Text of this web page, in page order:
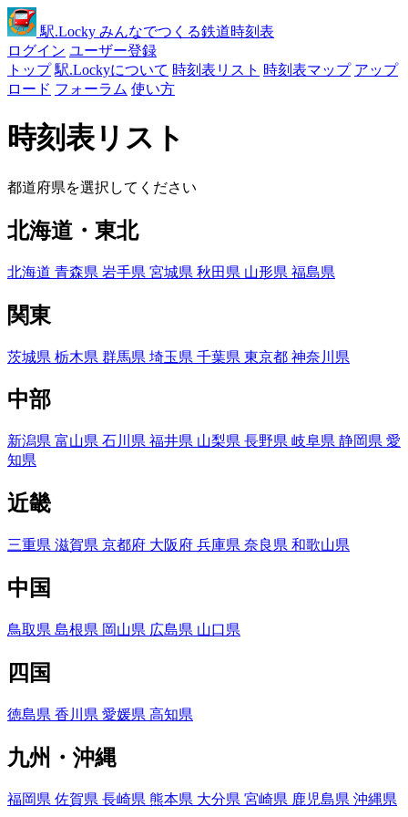
駅.Locky みんなでつくる鉄道時刻表
ログイン ユーザー登録
トップ 駅.Lockyについて 時刻表リスト 時刻表マップ アップ
ロード フォーラム 使い方
時刻表リスト
都道府県を選択してください
北海道・東北
北海道 青森県 岩手県 宮城県 秋田県 山形県 福島県
関東
茨城県 栃木県 群馬県 埼玉県 千葉県 東京都 神奈川県
中部
新潟県 富山県 石川県 福井県 山梨県 長野県 岐阜県 静岡県 愛
知県
近畿
三重県 滋賀県 京都府 大阪府 兵庫県 奈良県 和歌山県
中国
鳥取県 島根県 岡山県 広島県 山口県
四国
徳島県 香川県 愛媛県 高知県
九州・沖縄
福岡県 佐賀県 長崎県 熊本県 大分県 宮崎県 鹿児島県 沖縄県